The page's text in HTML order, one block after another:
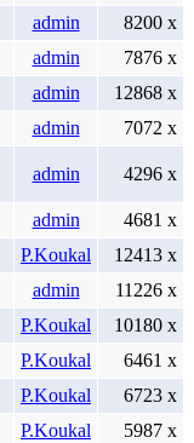
admin
8200 x
admin
7876 x
admin
12868 x
admin
7072 x
admin 4296 x
admin
4681 x
P.Koukal
12413 x
admin
11226 x
P.Koukal
10180 x
P.Koukal
6461 x
P.Koukal
6723 x
P.Koukal
5987 x